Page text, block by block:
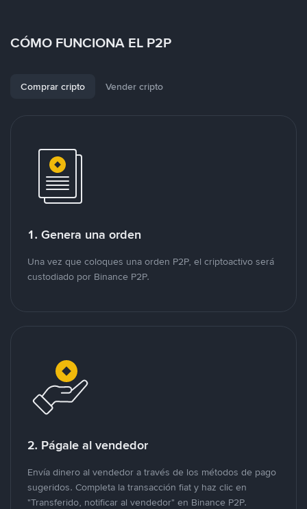
CÓMO FUNCIONA EL P2P
Comprar cripto Vender cripto
1. Genera una orden
Una vez que coloques una orden P2P, el criptoactivo será
custodiado por Binance P2P.
2. Págale al vendedor
Envía dinero al vendedor a través de los métodos de pago
sugeridos. Completa la transacción fiat y haz clic en
"Transferido, notificar al vendedor" en Binance P2P.